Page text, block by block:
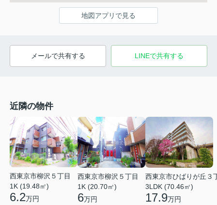
地図アプリで見る
メールで共有する LINEで共有する
近隣の物件
西東京市柳沢５丁目
1K (19.48㎡)
6.2万円
西東京市柳沢５丁目
1K (20.70㎡)
6万円
西東京市ひばりが丘３
3LDK (70.46㎡)
17.9万円